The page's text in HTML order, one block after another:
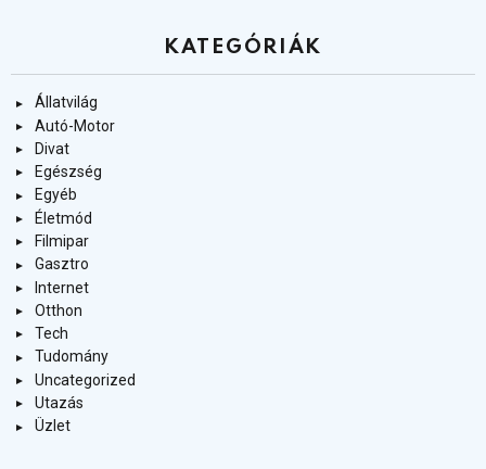
KATEGÓRIÁK
Állatvilág
Autó-Motor
Divat
Egészség
Egyéb
Életmód
Filmipar
Gasztro
Internet
Otthon
Tech
Tudomány
Uncategorized
Utazás
Üzlet